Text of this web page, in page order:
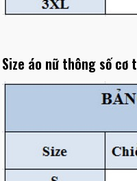
Size áo nữ thông số cơ